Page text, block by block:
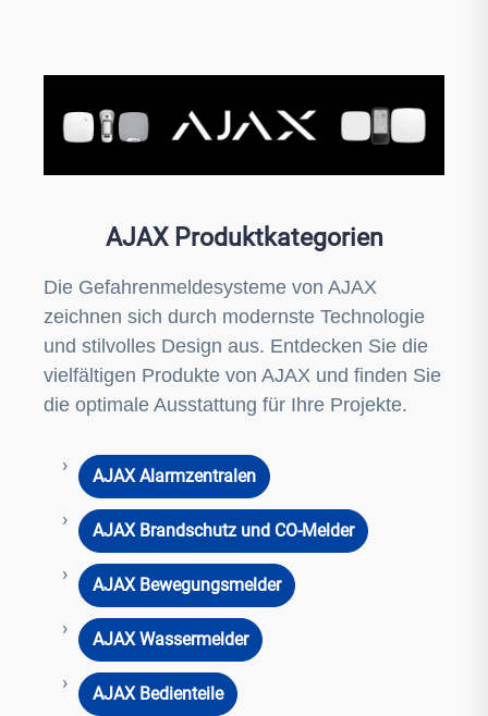
AJAX Produktkategorien
Die Gefahrenmeldesysteme von AJAX
zeichnen sich durch modernste Technologie
und stilvolles Design aus. Entdecken Sie die
vielfältigen Produkte von AJAX und finden Sie
die optimale Ausstattung für Ihre Projekte.
AJAX Alarmzentralen
AJAX Brandschutz und CO-Melder
AJAX Bewegungsmelder
AJAX Wassermelder
AJAX Bedienteile